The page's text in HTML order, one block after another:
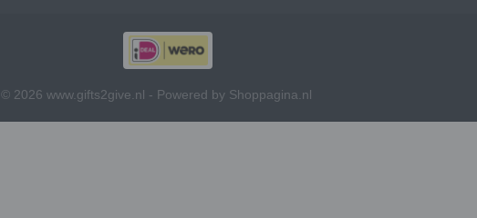
© 2026 www.gifts2give.nl - Powered by Shoppagina.nl